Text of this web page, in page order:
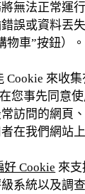
無法正常運
誤或資料丟
物車”按鈕）
Cookie 來收
您事先同意
訪問的網頁
在我們網站
好 Cookie 來支
系統以及調